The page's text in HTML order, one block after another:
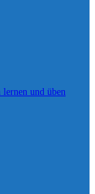
und üben